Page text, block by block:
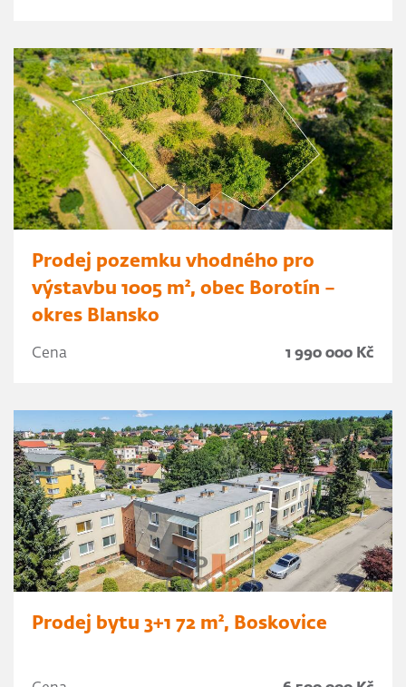
Prodej pozemku vhodného pro
výstavbu 1005 m², obec Borotín –
okres Blansko
Cena 1 990 000 Kč
Prodej bytu 3+1 72 m², Boskovice